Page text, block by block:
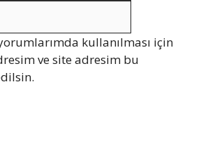
kullanılması için
ve site adresim bu